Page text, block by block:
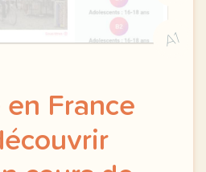
A1
en France